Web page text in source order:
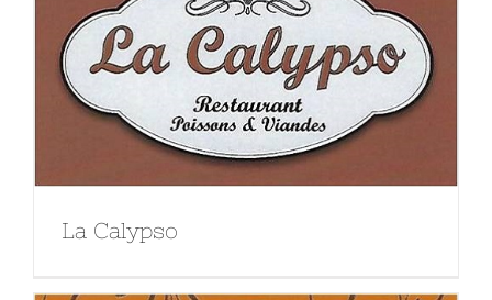
La Calypso